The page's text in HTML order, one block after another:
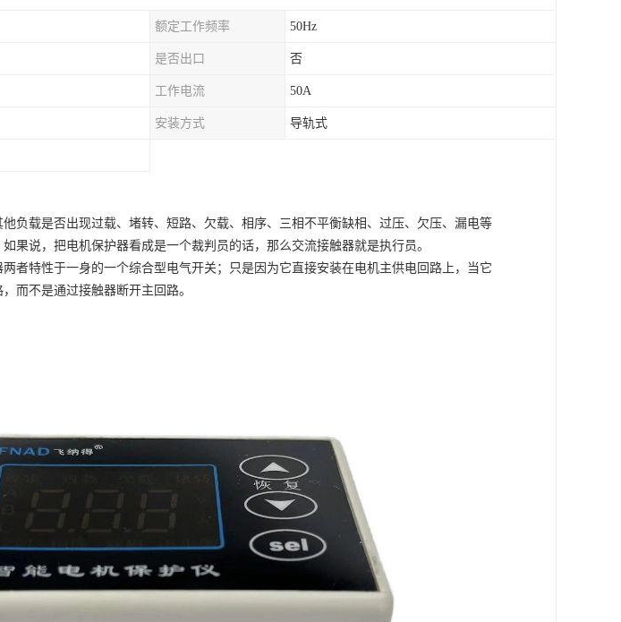
额定工作频率 50Hz
是否出口 否
工作电流 50A
安装方式 导轨式
负载是否出现过载、堵转、短路、欠载、相序、三相不平衡缺相、过压、欠压、漏电等
果说，把电机保护器看成是一个裁判员的话，那么交流接触器就是执行员。
者特性于一身的一个综合型电气开关；只是因为它直接安装在电机主供电回路上，当它
而不是通过接触器断开主回路。